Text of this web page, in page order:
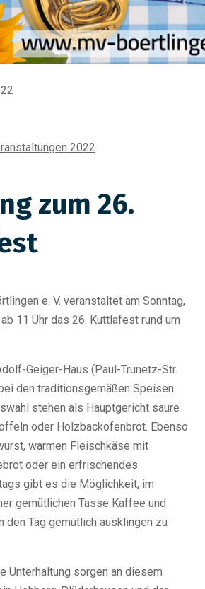
2022
zum 26.
e. V. veranstaltet am Sonntag,
11 Uhr das 26. Kuttlafest rund um
Geiger-Haus (Paul-Trunetz-Str.
den traditionsgemäßen Speisen
stehen als Hauptgericht saure
oder Holzbackofenbrot. Ebenso
warmen Fleischkäse mit
oder ein erfrischendes
gibt es die Möglichkeit, im
gemütlichen Tasse Kaffee und
den Tag gemütlich ausklingen zu
Unterhaltung sorgen an diesem